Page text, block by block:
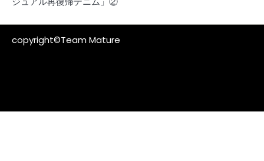
copyright©Team Mature